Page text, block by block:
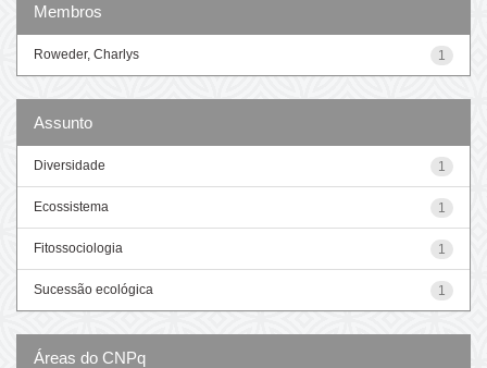
Membros
1
Roweder, Charlys
Assunto
1
Diversidade
1
Ecossistema
1
Fitossociologia
1
Sucessão ecológica
Áreas do CNPq